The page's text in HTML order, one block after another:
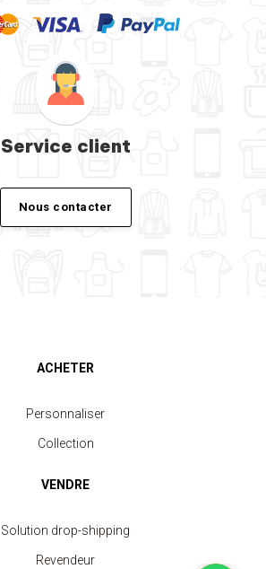
Service client
Nous contacter
ACHETER
Personnaliser
Collection
VENDRE
Solution drop-shipping
Revendeur